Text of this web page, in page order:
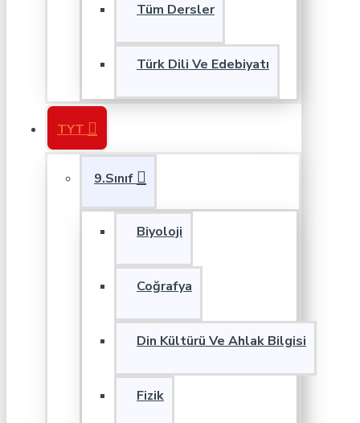
Tüm Dersler
Türk Dili Ve Edebiyatı
TYT
9.Sınıf
Biyoloji
Coğrafya
Din Kültürü Ve Ahlak Bilgisi
Fizik